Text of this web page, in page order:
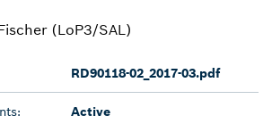
(LoP3/SAL)
RD90118-02_2017-03.pdf
Active